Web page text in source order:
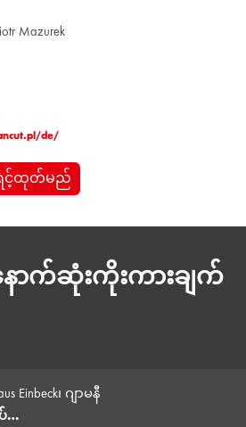
Mazurek
de/
ရင့်ထုတ်မည်
ာက်ဆုံးကိုးကားချက်
Einbeck၊ ဂျာမနီ
…